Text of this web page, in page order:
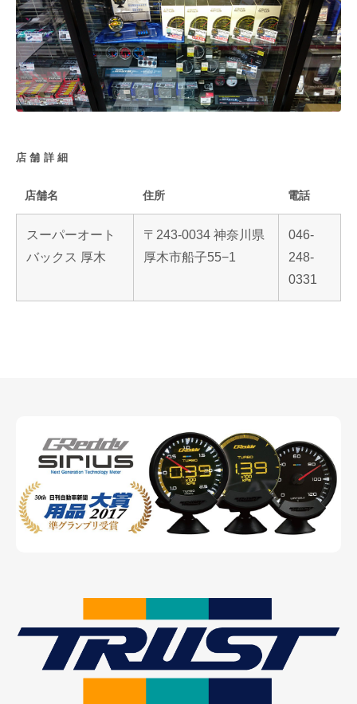
店舗詳細
店舗名 住所 電話
スーパーオート
バックス 厚木
〒243-0034 神奈川県
厚木市船子55−1
046-
248-
0331